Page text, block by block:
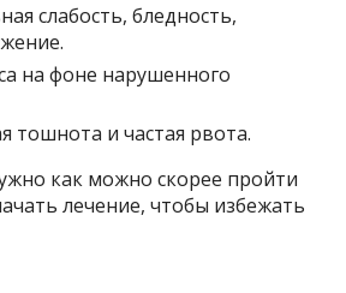
слабость, бледность,
на фоне нарушенного
тошнота и частая рвота.
как можно скорее пройти
лечение, чтобы избежать